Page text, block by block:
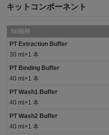
キットコンポーネント
50回用
PT Extraction Buffer
30 ml×1 本
PT Binding Buffer
40 ml×1 本
PT Wash1 Buffer
40 ml×1 本
PT Wash2 Buffer
40 ml×1 本